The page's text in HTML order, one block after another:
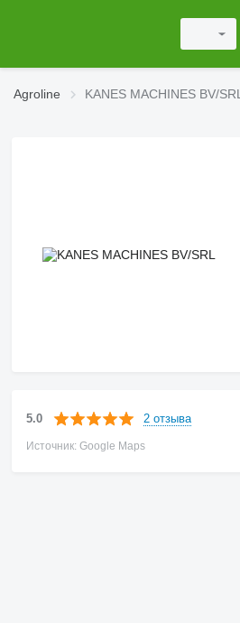
Agroline KANES MACHINES BV/SRL
5.0 2 отзыва
Источник: Google Maps